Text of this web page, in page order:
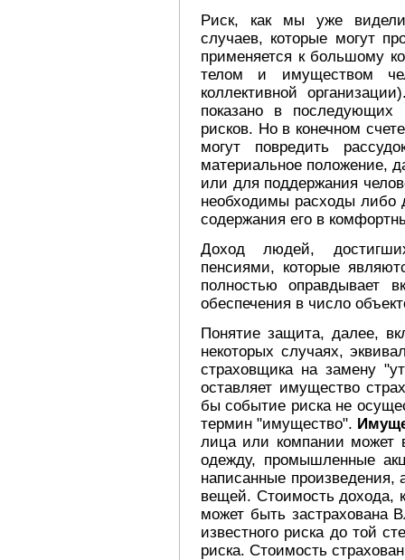
Риск, как мы уже
случаев, которые могут
применяется к большому
телом и имуществом
коллективной
показано в последующих
рисков. Но в конечном
могут повредить
материальное положение,
или для поддержания
необходимы расходы либо
содержания его в
Доход людей, достигших
пенсиями, которые
полностью оправдывает
обеспечения в число
Понятие защита, далее,
некоторых случаях,
страховщика на замену
оставляет имущество
бы событие риска не
термин "имущество".
лица или компании может
одежду, промышленные
написанные произведения,
вещей. Стоимость дохода,
может быть застрахована
известного риска до той
риска. Стоимость